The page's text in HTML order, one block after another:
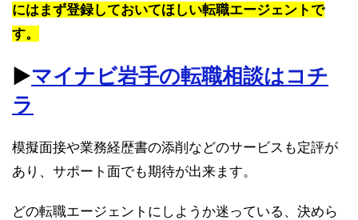
にはまず登録しておいてほしい転職エージェントで
す。
▶︎マイナビ岩手の転職相談はコチ
ラ
模擬面接や業務経歴書の添削などのサービスも定評が
あり、サポート面でも期待が出来ます。
どの転職エージェントにしようか迷っている、決めら